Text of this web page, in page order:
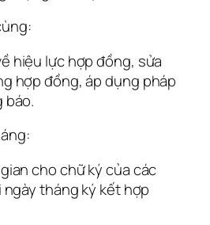
hiệu lực hợp đồng, sửa
hợp đồng, áp dụng pháp
báo.
cho chữ ký của các
ngày tháng ký kết hợp